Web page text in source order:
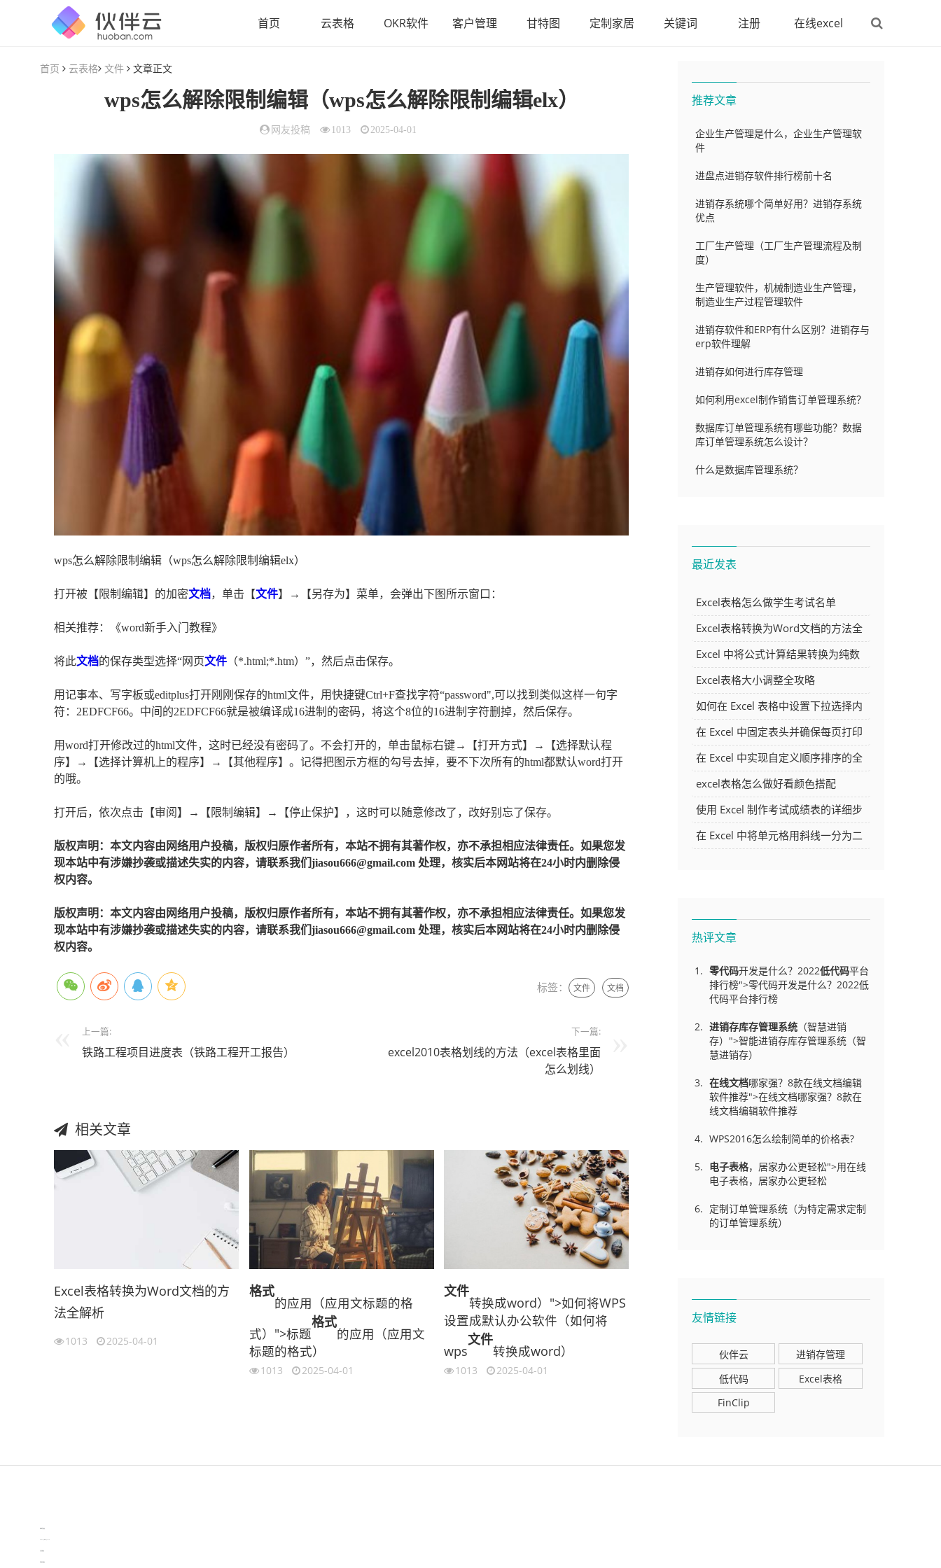
首页 云表格 OKR软件 客户管理 甘特图 定制家居 关键词 注册 在线excel
首页 云表格 文件 文章正文
wps怎么解除限制编辑（wps怎么解除限制编辑elx）
网友投稿 1013 2025-04-01
wps怎么解除限制编辑（wps怎么解除限制编辑elx）
打开被【限制编辑】的加密文档，单击【文件】→【另存为】菜单，会弹出下图所示窗口：
相关推荐：《word新手入门教程》
将此文档的保存类型选择“网页文件 （*.html;*.htm）”，然后点击保存。
用记事本、写字板或editplus打开刚刚保存的html文件，用快捷键Ctrl+F查找字符“password",可以找到类似这样一句字
符： 2EDFCF66。中间的2EDFCF66就是被编译成16进制的密码，将这个8位的16进制字符删掉，然后保存。
用word打开修改过的html文件，这时已经没有密码了。不会打开的，单击鼠标右键→【打开方式】→【选择默认程
序】→【选择计算机上的程序】→【其他程序】。记得把图示方框的勾号去掉，要不下次所有的html都默认word打开
的哦。
打开后，依次点击【审阅】→【限制编辑】→【停止保护】，这时可以随意修改了，改好别忘了保存。
版权声明：本文内容由网络用户投稿，版权归原作者所有，本站不拥有其著作权，亦不承担相应法律责任。如果您发
现本站中有涉嫌抄袭或描述失实的内容，请联系我们jiasou666@gmail.com 处理，核实后本网站将在24小时内删除侵
权内容。
版权声明：本文内容由网络用户投稿，版权归原作者所有，本站不拥有其著作权，亦不承担相应法律责任。如果您发
现本站中有涉嫌抄袭或描述失实的内容，请联系我们jiasou666@gmail.com 处理，核实后本网站将在24小时内删除侵
权内容。
标签： 文件 文档
上一篇:
铁路工程项目进度表（铁路工程开工报告）
下一篇:
excel2010表格划线的方法（excel表格里面
怎么划线）
相关文章
Excel表格转换为Word文档的方
法全解析
1013 2025-04-01
格式
的应用（应用文标题的格
式）">标题
格式
的应用（应用文
标题的格式）
1013 2025-04-01
文件
转换成word）">如何将WPS
设置成默认办公软件（如何将
wps
文件
转换成word）
1013 2025-04-01
推荐文章
企业生产管理是什么，企业生产管理软
件
进盘点进销存软件排行榜前十名
进销存系统哪个简单好用？进销存系统
优点
工厂生产管理（工厂生产管理流程及制
度）
生产管理软件，机械制造业生产管理，
制造业生产过程管理软件
进销存软件和ERP有什么区别？进销存与
erp软件理解
进销存如何进行库存管理
如何利用excel制作销售订单管理系统？
数据库订单管理系统有哪些功能？数据
库订单管理系统怎么设计？
什么是数据库管理系统？
最近发表
Excel表格怎么做学生考试名单
Excel表格转换为Word文档的方法全
解析
Excel 中将公式计算结果转换为纯数
字的多种方法
Excel表格大小调整全攻略
如何在 Excel 表格中设置下拉选择内
容
在 Excel 中固定表头并确保每页打印
时都显示表头的方法详解
在 Excel 中实现自定义顺序排序的全
面指南
excel表格怎么做好看颜色搭配
使用 Excel 制作考试成绩表的详细步
骤及技巧
在 Excel 中将单元格用斜线一分为二
热评文章
零代码开发是什么？2022低代码平台
排行榜">零代码开发是什么？2022低
代码平台排行榜
进销存库存管理系统 （智慧进销
存）">智能进销存库存管理系统（智
慧进销存）
在线文档哪家强？8款在线文档编辑
软件推荐">在线文档哪家强？8款在
线文档编辑软件推荐
WPS2016怎么绘制简单的价格表?
电子表格，居家办公更轻松">用在线
电子表格，居家办公更轻松
定制订单管理系统（为特定需求定制
的订单管理系统）
友情链接
伙伴云
进销存管理
低代码
Excel表格
FinClip